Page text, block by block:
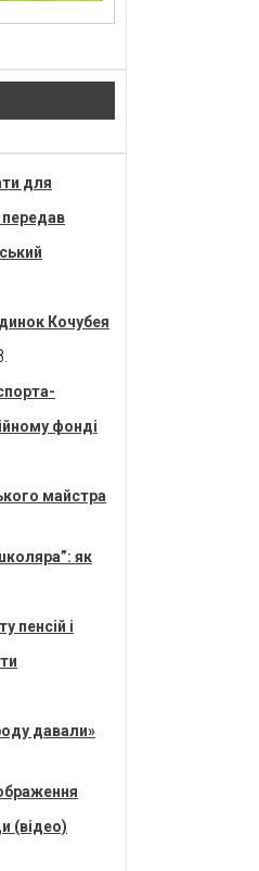
для
передав
Кочубея
фонді
майстра
як
пенсій і
давали»
(відео)